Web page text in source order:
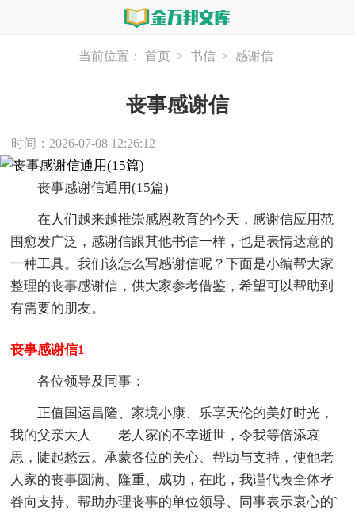
当前位置： 首页 > 书信 > 感谢信
丧事感谢信
时间：2026-07-08 12:26:12
丧事感谢信通用(15篇)
在人们越来越推崇感恩教育的今天，感谢信应用范
围愈发广泛，感谢信跟其他书信一样，也是表情达意的
一种工具。我们该怎么写感谢信呢？下面是小编帮大家
整理的丧事感谢信，供大家参考借鉴，希望可以帮助到
有需要的朋友。
丧事感谢信1
各位领导及同事：
正值国运昌隆、家境小康、乐享天伦的美好时光，
我的父亲大人——老人家的不幸逝世，令我等倍添哀
思，陡起愁云。承蒙各位的关心、帮助与支持，使他老
人家的丧事圆满、隆重、成功，在此，我谨代表全体孝
眷向支持、帮助办理丧事的单位领导、同事表示衷心的`